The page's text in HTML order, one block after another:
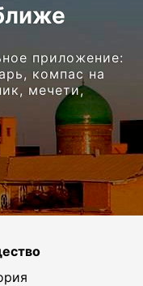
приложение:
компас на
мечети,